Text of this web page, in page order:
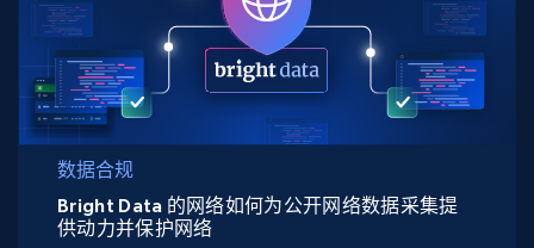
数据合规
Bright Data 的网络如何为公开网络数据采集提
供动力并保护网络